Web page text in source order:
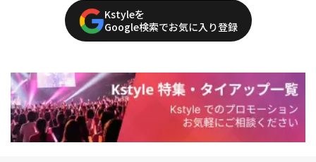
Kstyleを
Google検索でお気に入り登録